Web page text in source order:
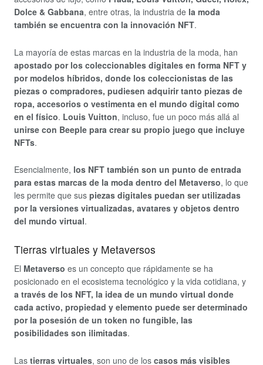
Dolce & Gabbana, entre otras, la industria de la moda
también se encuentra con la innovación NFT.
La mayoría de estas marcas en la industria de la moda, han
apostado por los coleccionables digitales en forma NFT y
por modelos híbridos, donde los coleccionistas de las
piezas o compradores, pudiesen adquirir tanto piezas de
ropa, accesorios o vestimenta en el mundo digital como
en el físico. Louis Vuitton, incluso, fue un poco más allá al
unirse con Beeple para crear su propio juego que incluye
NFTs.
Esencialmente, los NFT también son un punto de entrada
para estas marcas de la moda dentro del Metaverso, lo que
les permite que sus piezas digitales puedan ser utilizadas
por la versiones virtualizadas, avatares y objetos dentro
del mundo virtual.
Tierras virtuales y Metaversos
El Metaverso es un concepto que rápidamente se ha
posicionado en el ecosistema tecnológico y la vida cotidiana, y
a través de los NFT, la idea de un mundo virtual donde
cada activo, propiedad y elemento puede ser determinado
por la posesión de un token no fungible, las
posibilidades son ilimitadas.
Las tierras virtuales, son uno de los casos más visibles